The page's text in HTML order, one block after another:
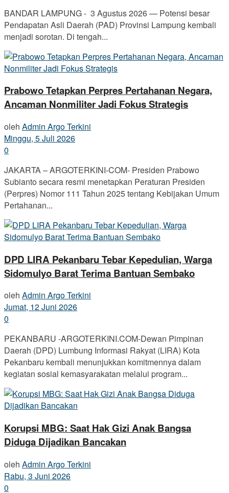
BANDAR LAMPUNG - 3 Agustus 2026 — Potensi besar
Pendapatan Asli Daerah (PAD) Provinsi Lampung kembali
menjadi sorotan. Di tengah...
Prabowo Tetapkan Perpres Pertahanan Negara,
Ancaman Nonmiliter Jadi Fokus Strategis
oleh Admin Argo Terkini
Minggu, 5 Juli 2026
0
JAKARTA – ARGOTERKINI-COM- Presiden Prabowo
Subianto secara resmi menetapkan Peraturan Presiden
(Perpres) Nomor 111 Tahun 2025 tentang Kebijakan Umum
Pertahanan...
DPD LIRA Pekanbaru Tebar Kepedulian, Warga
Sidomulyo Barat Terima Bantuan Sembako
oleh Admin Argo Terkini
Jumat, 12 Juni 2026
0
PEKANBARU -ARGOTERKINI.COM-Dewan Pimpinan
Daerah (DPD) Lumbung Informasi Rakyat (LIRA) Kota
Pekanbaru kembali menunjukkan komitmennya dalam
kegiatan sosial kemasyarakatan melalui program...
Korupsi MBG: Saat Hak Gizi Anak Bangsa
Diduga Dijadikan Bancakan
oleh Admin Argo Terkini
Rabu, 3 Juni 2026
0